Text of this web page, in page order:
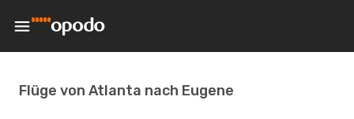
Flüge von Atlanta nach Eugene